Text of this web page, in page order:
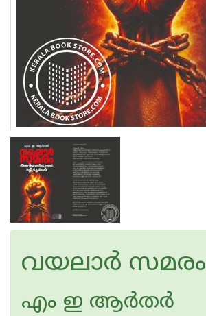
വയലാർ സമരം
എം ഇ ആര്‍തര്‍